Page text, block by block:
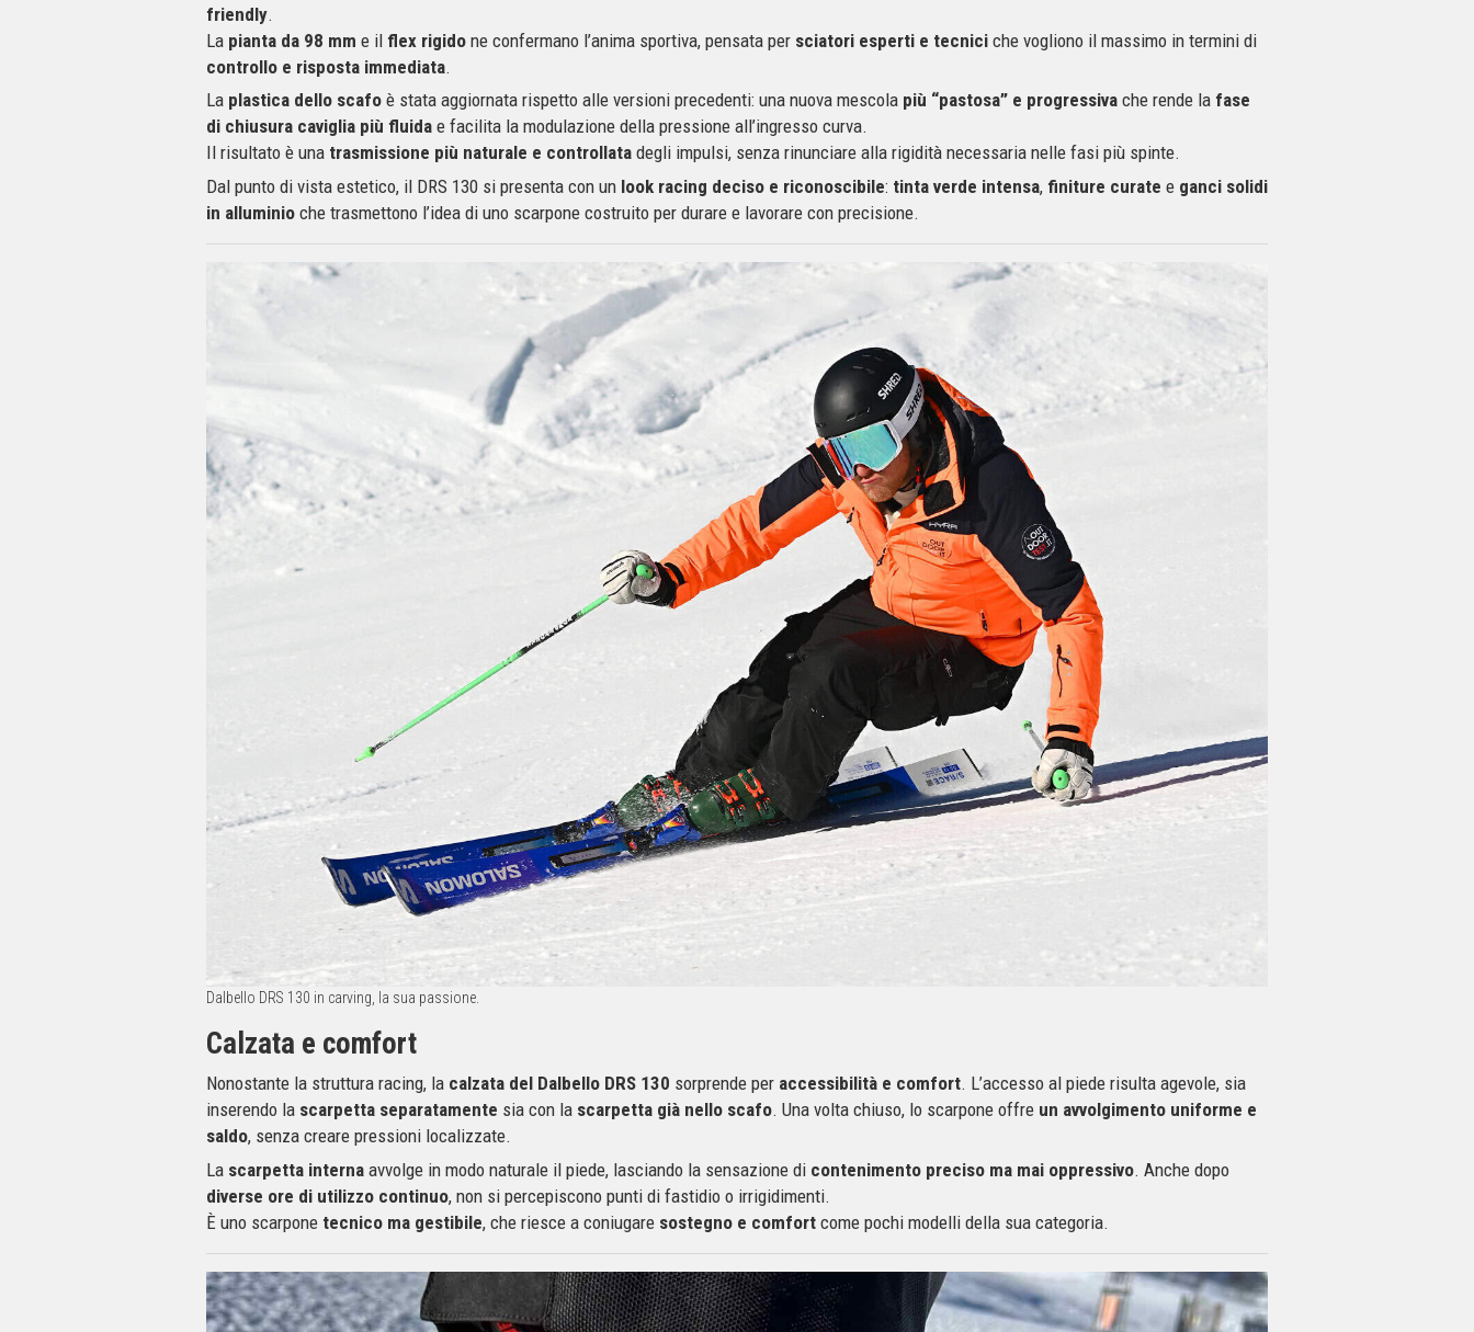
friendly.
La pianta da 98 mm e il flex rigido ne confermano l’anima sportiva, pensata per sciatori esperti e tecnici che vogliono il massimo in termini di
controllo e risposta immediata.
La plastica dello scafo è stata aggiornata rispetto alle versioni precedenti: una nuova mescola più “pastosa” e progressiva che rende la fase
di chiusura caviglia più fluida e facilita la modulazione della pressione all’ingresso curva.
Il risultato è una trasmissione più naturale e controllata degli impulsi, senza rinunciare alla rigidità necessaria nelle fasi più spinte.
Dal punto di vista estetico, il DRS 130 si presenta con un look racing deciso e riconoscibile: tinta verde intensa, finiture curate e ganci solidi
in alluminio che trasmettono l’idea di uno scarpone costruito per durare e lavorare con precisione.
Dalbello DRS 130 in carving, la sua passione.
Calzata e comfort
Nonostante la struttura racing, la calzata del Dalbello DRS 130 sorprende per accessibilità e comfort. L’accesso al piede risulta agevole, sia
inserendo la scarpetta separatamente sia con la scarpetta già nello scafo. Una volta chiuso, lo scarpone offre un avvolgimento uniforme e
saldo, senza creare pressioni localizzate.
La scarpetta interna avvolge in modo naturale il piede, lasciando la sensazione di contenimento preciso ma mai oppressivo. Anche dopo
diverse ore di utilizzo continuo, non si percepiscono punti di fastidio o irrigidimenti.
È uno scarpone tecnico ma gestibile, che riesce a coniugare sostegno e comfort come pochi modelli della sua categoria.